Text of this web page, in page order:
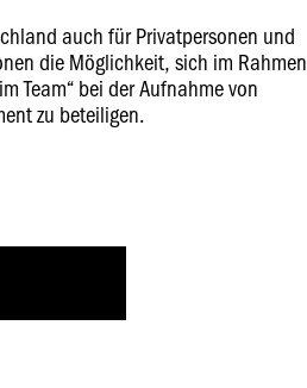
auch für Privatpersonen und
die Möglichkeit, sich im Rahmen
Team“ bei der Aufnahme von
zu beteiligen.